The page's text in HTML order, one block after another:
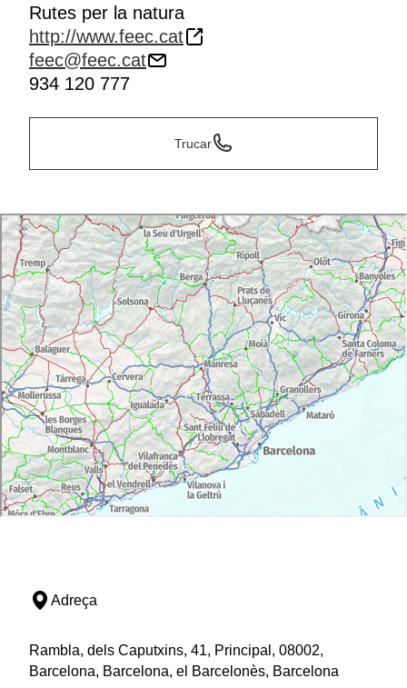
Rutes per la natura
http://www.feec.cat
feec@feec.cat
934 120 777
Trucar
Adreça
Rambla, dels Caputxins, 41, Principal, 08002,
Barcelona, Barcelona, el Barcelonès, Barcelona